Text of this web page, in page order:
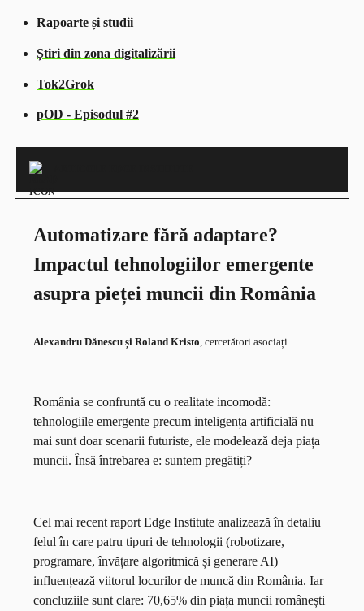
Rapoarte și studii
Știri din zona digitalizării
Tok2Grok
pOD - Episodul #2
Automatizare fără adaptare?
Impactul tehnologiilor emergente
asupra pieței muncii din România
Alexandru Dănescu și Roland Kristo, cercetători asociați
România se confruntă cu o realitate incomodă:
tehnologiile emergente precum inteligența artificială nu
mai sunt doar scenarii futuriste, ele modelează deja piața
muncii. Însă întrebarea e: suntem pregătiți?
Cel mai recent raport Edge Institute analizează în detaliu
felul în care patru tipuri de tehnologii (robotizare,
programare, învățare algoritmică și generare AI)
influențează viitorul locurilor de muncă din România. Iar
concluziile sunt clare: 70,65% din piața muncii românești